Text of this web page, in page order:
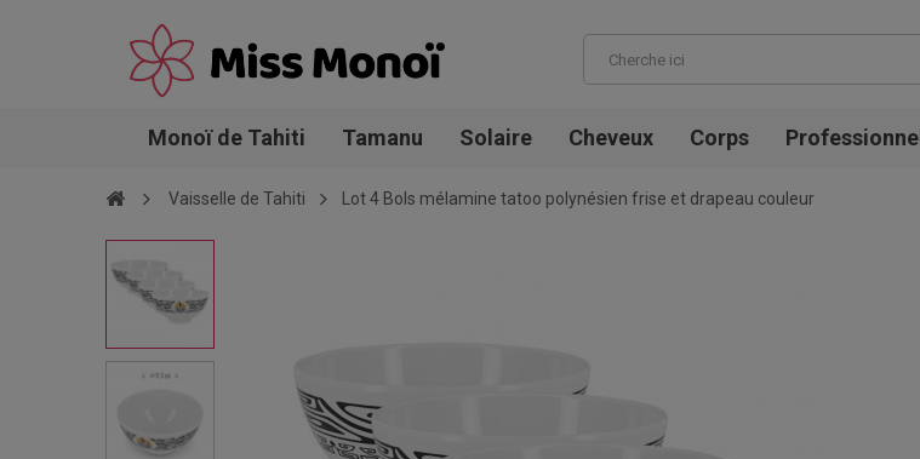
Monoï de Tahiti Tamanu Solaire Cheveux Corps Professionnel
Vaisselle de Tahiti Lot 4 Bols mélamine tatoo polynésien frise et drapeau couleur